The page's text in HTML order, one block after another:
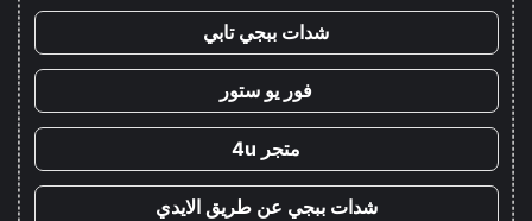
شدات ببجي تابي
فور يو ستور
متجر 4u
شدات ببجي عن طريق الايدي